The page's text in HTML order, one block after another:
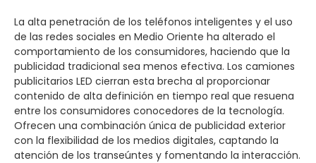
La alta penetración de los teléfonos inteligentes y el uso
de las redes sociales en Medio Oriente ha alterado el
comportamiento de los consumidores, haciendo que la
publicidad tradicional sea menos efectiva. Los camiones
publicitarios LED cierran esta brecha al proporcionar
contenido de alta definición en tiempo real que resuena
entre los consumidores conocedores de la tecnología.
Ofrecen una combinación única de publicidad exterior
con la flexibilidad de los medios digitales, captando la
atención de los transeúntes y fomentando la interacción.